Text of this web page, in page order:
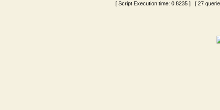
[ Script Execution time: 0.8235 ] [ 27